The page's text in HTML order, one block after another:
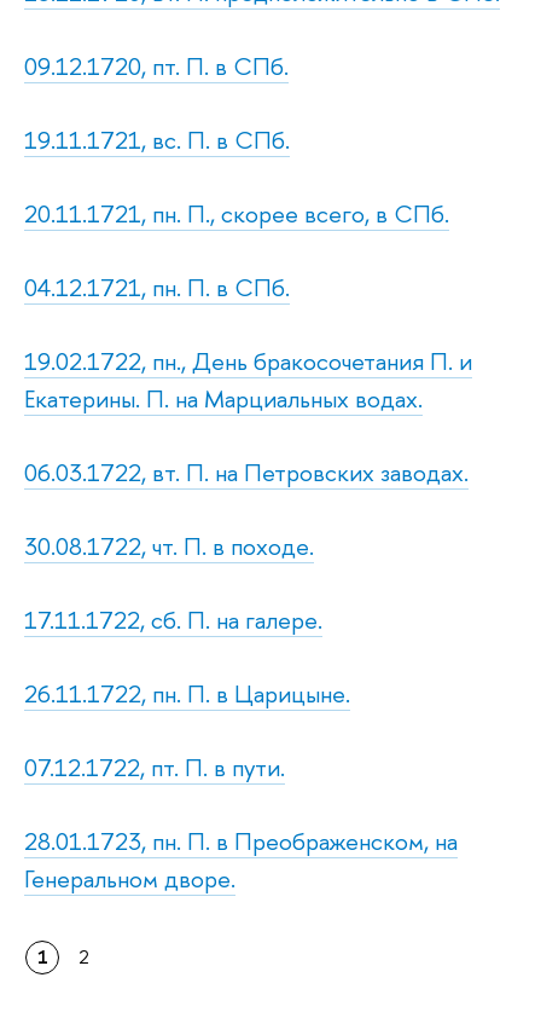
09.12.1720, пт. П. в СПб.
19.11.1721, вс. П. в СПб.
20.11.1721, пн. П., скорее всего, в СПб.
04.12.1721, пн. П. в СПб.
19.02.1722, пн., День бракосочетания П. и
Екатерины. П. на Марциальных водах.
06.03.1722, вт. П. на Петровских заводах.
30.08.1722, чт. П. в походе.
17.11.1722, сб. П. на галере.
26.11.1722, пн. П. в Царицыне.
07.12.1722, пт. П. в пути.
28.01.1723, пн. П. в Преображенском, на
Генеральном дворе.
1 2